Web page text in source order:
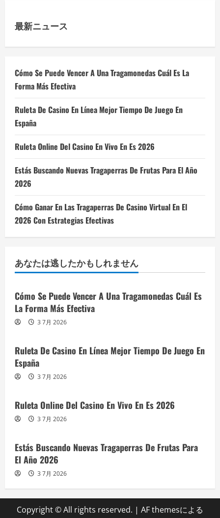
最新ニュース
Cómo Se Puede Vencer A Una Tragamonedas Cuál Es La
Forma Más Efectiva
Ruleta De Casino En Línea Mejor Tiempo De Juego En
España
Ruleta Online Del Casino En Vivo En Es 2026
Estás Buscando Nuevas Tragaperras De Frutas Para El Año
2026
Cómo Ganar En Las Tragaperras De Casino Virtual En El
2026 Con Estrategias Efectivas
あなたは逃したかもしれません
Cómo Se Puede Vencer A Una Tragamonedas Cuál Es
La Forma Más Efectiva
3 7月 2026
Ruleta De Casino En Línea Mejor Tiempo De Juego En
España
3 7月 2026
Ruleta Online Del Casino En Vivo En Es 2026
3 7月 2026
Estás Buscando Nuevas Tragaperras De Frutas Para
El Año 2026
3 7月 2026
Copyright © All rights reserved. | AF themesによる